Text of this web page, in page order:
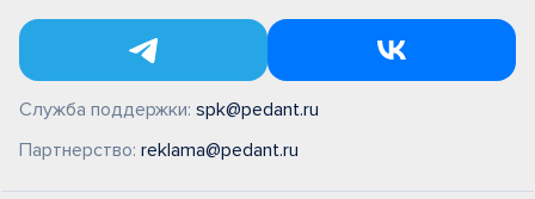
Служба поддержки: spk@pedant.ru
Партнерство: reklama@pedant.ru